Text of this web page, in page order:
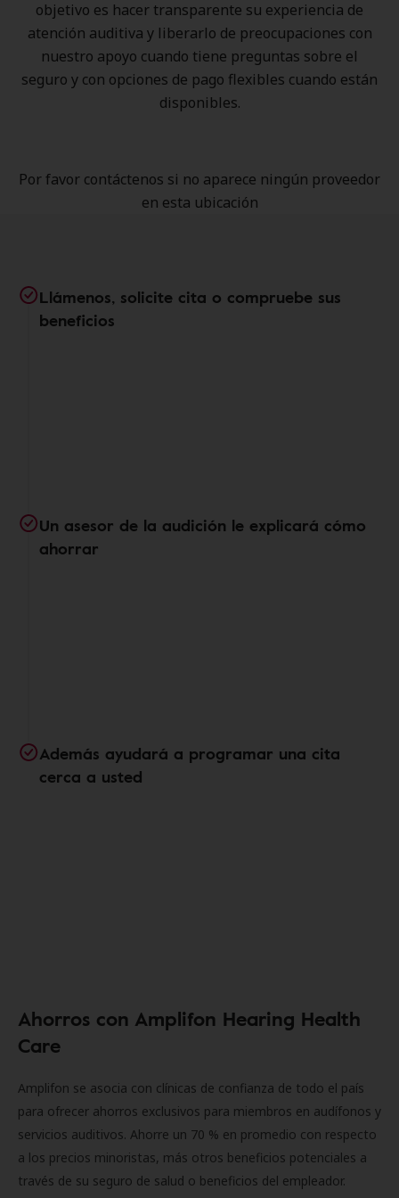
objetivo es hacer transparente su experiencia de
atención auditiva y liberarlo de preocupaciones con
nuestro apoyo cuando tiene preguntas sobre el
seguro y con opciones de pago flexibles cuando están
disponibles.
Por favor contáctenos si no aparece ningún proveedor
en esta ubicación
Llámenos, solicite cita o compruebe sus
beneficios
Un asesor de la audición le explicará cómo
ahorrar
Además ayudará a programar una cita
cerca a usted
Ahorros con Amplifon Hearing Health
Care
Amplifon se asocia con clínicas de confianza de todo el país
para ofrecer ahorros exclusivos para miembros en audífonos y
servicios auditivos. Ahorre un 70 % en promedio con respecto
a los precios minoristas, más otros beneficios potenciales a
través de su seguro de salud o beneficios del empleador.